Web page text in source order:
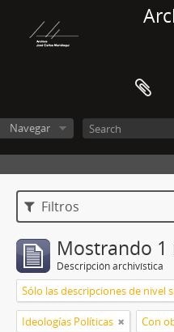
Navegar
Filtros
Mostrando 1
Descripción archivística
Sólo las descripciones de nivel
Ideologías Políticas Con